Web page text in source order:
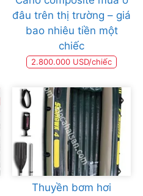
đâu trên thị trường – giá
bao nhiêu tiền một
chiếc
2.800.000 USD/chiếc
Thuyền bơm hơi